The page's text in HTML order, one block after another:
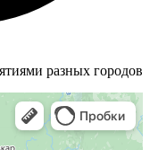
разных городов